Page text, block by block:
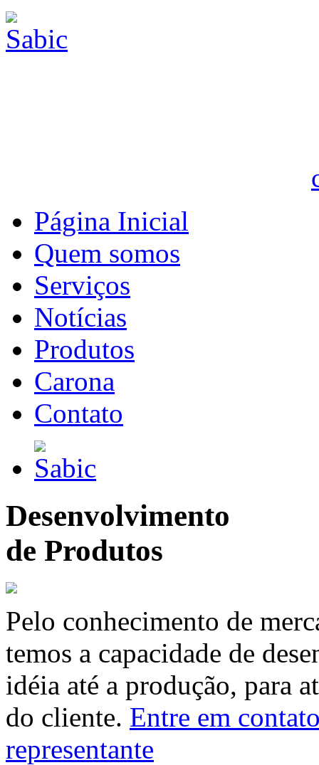
Página Inicial
Quem somos
Serviços
Notícias
Produtos
Carona
Contato
Desenvolvimento
de Produtos
Pelo conhecimento de
temos a capacidade de
idéia até a produção, para
do cliente. Entre em
representante